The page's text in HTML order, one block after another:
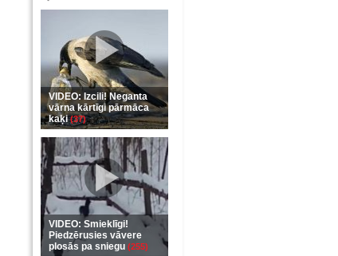
VIDEO: Izcili! Neganta
vārna kārtīgi pārmāca
kaķi(37)
VIDEO: Smieklīgi!
Piedzērusies vāvere
plosās pa sniegu (255)